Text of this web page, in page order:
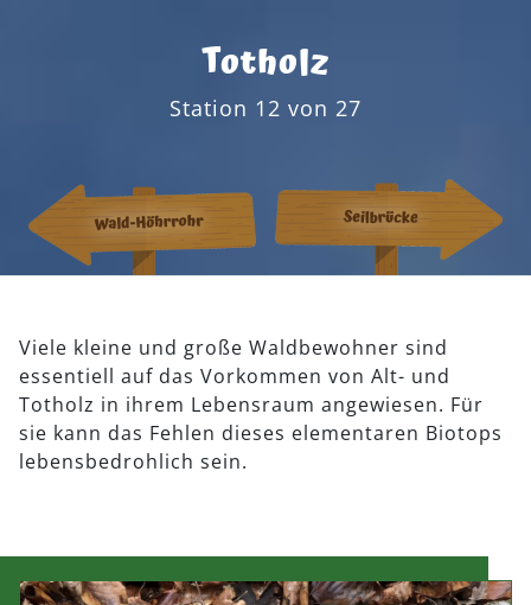
Totholz
Station 12 von 27
Viele kleine und große Waldbewohner sind
essentiell auf das Vorkommen von Alt- und
Totholz in ihrem Lebensraum angewiesen. Für
sie kann das Fehlen dieses elementaren Biotops
lebensbedrohlich sein.